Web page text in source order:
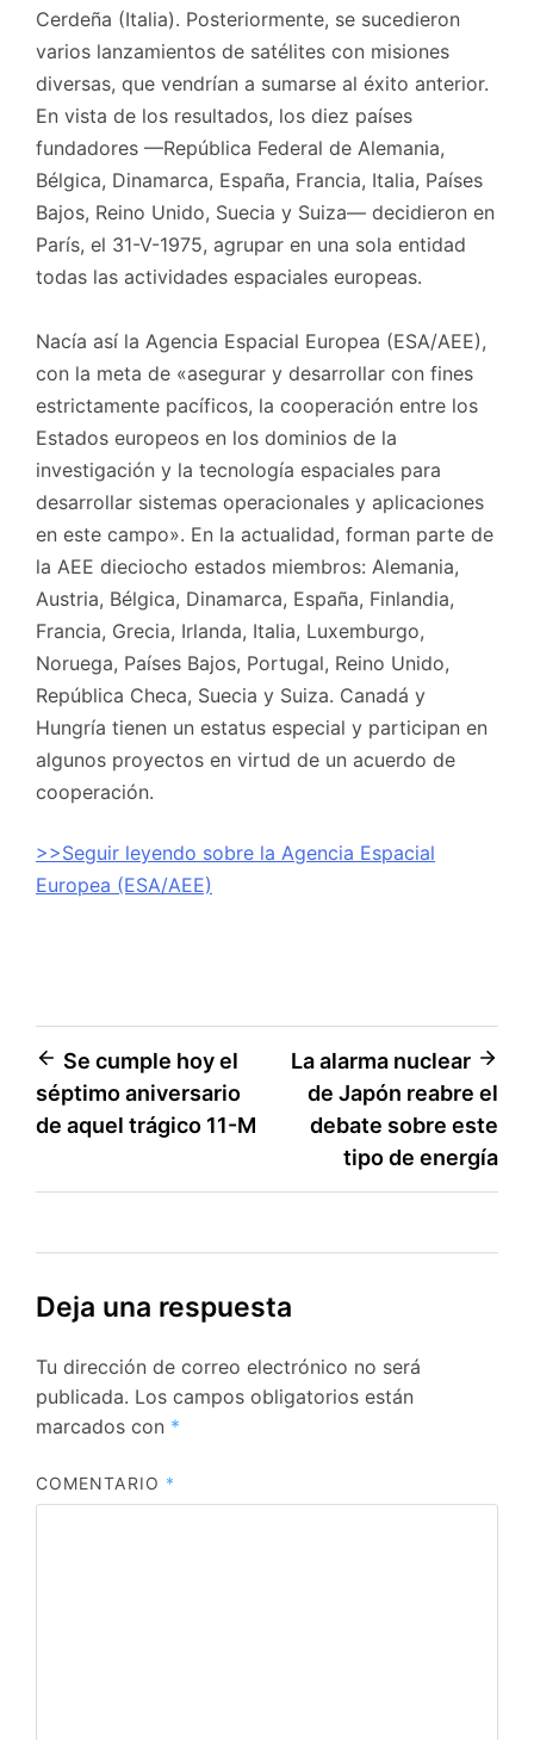
Cerdeña (Italia). Posteriormente, se sucedieron
varios lanzamientos de satélites con misiones
diversas, que vendrían a sumarse al éxito anterior.
En vista de los resultados, los diez países
fundadores —República Federal de Alemania,
Bélgica, Dinamarca, España, Francia, Italia, Países
Bajos, Reino Unido, Suecia y Suiza— decidieron en
París, el 31-V-1975, agrupar en una sola entidad
todas las actividades espaciales europeas.
Nacía así la Agencia Espacial Europea (ESA/AEE),
con la meta de «asegurar y desarrollar con fines
estrictamente pacíficos, la cooperación entre los
Estados europeos en los dominios de la
investigación y la tecnología espaciales para
desarrollar sistemas operacionales y aplicaciones
en este campo». En la actualidad, forman parte de
la AEE dieciocho estados miembros: Alemania,
Austria, Bélgica, Dinamarca, España, Finlandia,
Francia, Grecia, Irlanda, Italia, Luxemburgo,
Noruega, Países Bajos, Portugal, Reino Unido,
República Checa, Suecia y Suiza. Canadá y
Hungría tienen un estatus especial y participan en
algunos proyectos en virtud de un acuerdo de
cooperación.
>>Seguir leyendo sobre la Agencia Espacial
Europea (ESA/AEE)
Navegación
de
Se cumple hoy el
séptimo aniversario
de aquel trágico 11-M
La alarma nuclear
de Japón reabre el
debate sobre este
tipo de energía
Deja una respuesta
Tu dirección de correo electrónico no será
publicada. Los campos obligatorios están
marcados con *
COMENTARIO *